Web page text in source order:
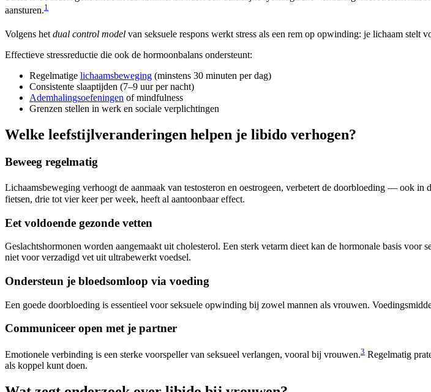
aansturen.1
Volgens het dual control model van seksuele respons werkt stress als een rem op opwinding: je lichaam stelt
Effectieve stressreductie die ook de hormoonbalans ondersteunt:
Regelmatige lichaamsbeweging (minstens 30 minuten per dag)
Consistente slaaptijden (7–9 uur per nacht)
Ademhalingsoefeningen of mindfulness
Grenzen stellen in werk en sociale verplichtingen
Welke leefstijlveranderingen helpen je libido verhogen?
Beweeg regelmatig
Lichaamsbeweging verhoogt de aanmaak van testosteron en oestrogeen, verbetert de doorbloeding — ook in
fietsen, drie tot vier keer per week, heeft al aantoonbaar effect.
Eet voldoende gezonde vetten
Geslachtshormonen worden aangemaakt uit cholesterol. Een sterk vetarm dieet kan de hormonale basis
niet voor verzadigd vet uit ultrabewerkt voedsel.
Ondersteun je bloedsomloop via voeding
Een goede doorbloeding is essentieel voor seksuele opwinding bij zowel mannen als vrouwen.
Communiceer open met je partner
Emotionele verbinding is een sterke voorspeller van seksueel verlangen, vooral bij vrouwen.3 Regelmatig
als koppel kunt doen.